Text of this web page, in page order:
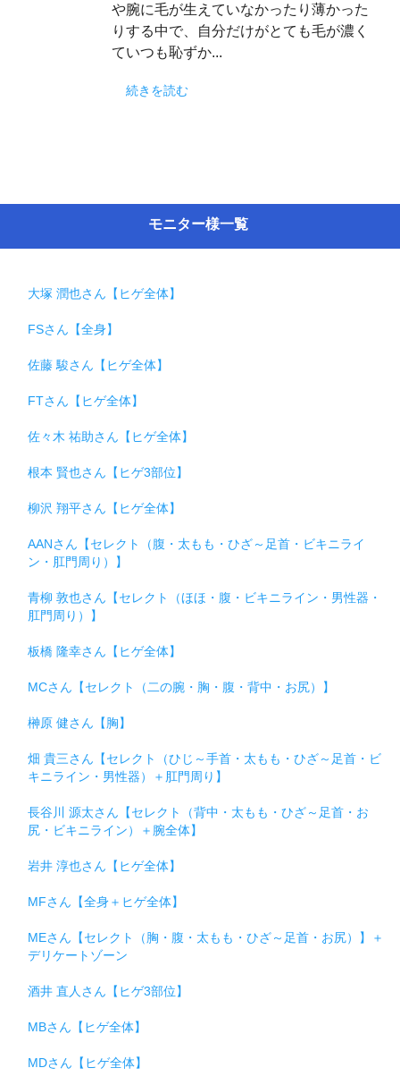
や腕に毛が生えていなかったり薄かった
りする中で、自分だけがとても毛が濃く
ていつも恥ずか...
続きを読む
モニター様一覧
大塚 潤也さん【ヒゲ全体】
FSさん【全身】
佐藤 駿さん【ヒゲ全体】
FTさん【ヒゲ全体】
佐々木 祐助さん【ヒゲ全体】
根本 賢也さん【ヒゲ3部位】
柳沢 翔平さん【ヒゲ全体】
AANさん【セレクト（腹・太もも・ひざ～足首・ビキニライ
ン・肛門周り）】
青柳 敦也さん【セレクト（ほほ・腹・ビキニライン・男性器・
肛門周り）】
板橋 隆幸さん【ヒゲ全体】
MCさん【セレクト（二の腕・胸・腹・背中・お尻）】
榊原 健さん【胸】
畑 貴三さん【セレクト（ひじ～手首・太もも・ひざ～足首・ビ
キニライン・男性器）＋肛門周り】
長谷川 源太さん【セレクト（背中・太もも・ひざ～足首・お
尻・ビキニライン）＋腕全体】
岩井 淳也さん【ヒゲ全体】
MFさん【全身＋ヒゲ全体】
MEさん【セレクト（胸・腹・太もも・ひざ～足首・お尻）】＋
デリケートゾーン
酒井 直人さん【ヒゲ3部位】
MBさん【ヒゲ全体】
MDさん【ヒゲ全体】